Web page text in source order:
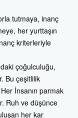
tutmaya, inanç
her yurttaşın
kriterleriyle
çoğulculuğu,
Bu çeşitlilik
İnsanın parmak
Ruh ve düşünce
her kar